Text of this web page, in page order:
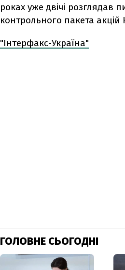
роках уже двічі розглядав
контрольного пакета
"Інтерфакс-Україна"
ГОЛОВНЕ СЬОГОДНІ